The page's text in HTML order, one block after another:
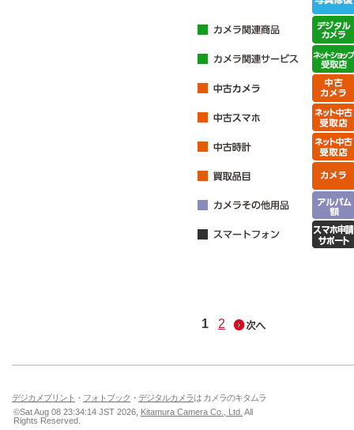
1 2
デジカメプリント ・ フォトブック ・ デジタルカメラは カメラのキタムラ
©Sat Aug 08 23:34:14 JST 2026, Kitamura Camera Co., Ltd. All
Rights Reserved.